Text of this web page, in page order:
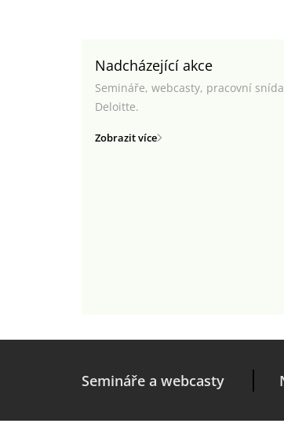
Nadcházející akce
Semináře, webcasty, pracovní
Deloitte.
Zobrazit více
Semináře a webcasty